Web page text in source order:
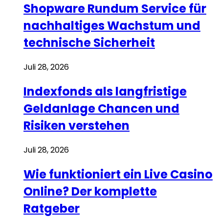
Shopware Rundum Service für
nachhaltiges Wachstum und
technische Sicherheit
Juli 28, 2026
Indexfonds als langfristige
Geldanlage Chancen und
Risiken verstehen
Juli 28, 2026
Wie funktioniert ein Live Casino
Online? Der komplette
Ratgeber